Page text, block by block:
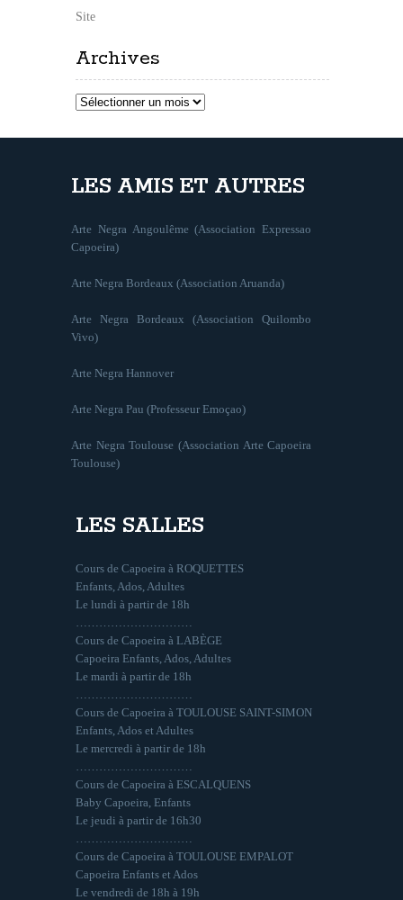
Site
Archives
Archives
LES AMIS ET AUTRES
Arte Negra Angoulême (Association Expressao
Capoeira)
Arte Negra Bordeaux (Association Aruanda)
Arte Negra Bordeaux (Association Quilombo
Vivo)
Arte Negra Hannover
Arte Negra Pau (Professeur Emoçao)
Arte Negra Toulouse (Association Arte Capoeira
Toulouse)
LES SALLES
Cours de Capoeira à ROQUETTES
Enfants, Ados, Adultes
Le lundi à partir de 18h
Cours de Capoeira à LABÈGE
Capoeira Enfants, Ados, Adultes
Le mardi à partir de 18h
Cours de Capoeira à TOULOUSE SAINT-SIMON
Enfants, Ados et Adultes
Le mercredi à partir de 18h
Cours de Capoeira à ESCALQUENS
Baby Capoeira, Enfants
Le jeudi à partir de 16h30
Cours de Capoeira à TOULOUSE EMPALOT
Capoeira Enfants et Ados
Le vendredi de 18h à 19h